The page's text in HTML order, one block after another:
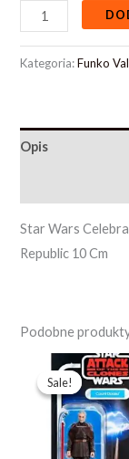
Kategoria:Funko
Opis
Star Wars
Republic 10 Cm
Podobne
Sale!
Sale!
cena
123,19